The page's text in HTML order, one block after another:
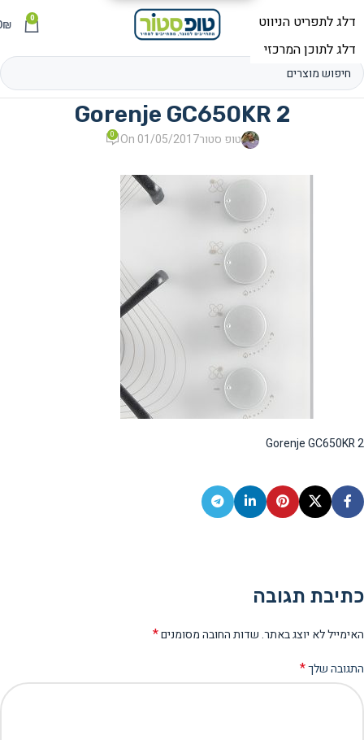
תפריט 0
₪
Gorenje GC650KR 2
טופ סטורOn 01/05/2017
0
Gorenje GC650KR 2
כתיבת תגובה
האימייל לא יוצג באתר.שדות החובה מסומנים*
התגובה שלך*